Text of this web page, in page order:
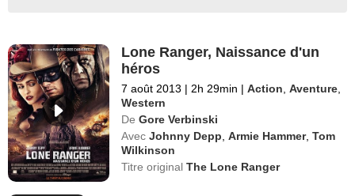
Lone Ranger, Naissance d'un
héros
7 août 2013 | 2h 29min | Action ,Aventure
Western
De Gore Verbinski
Avec Johnny Depp ,Armie Hammer,Tom
Wilkinson
Titre originalThe Lone Ranger